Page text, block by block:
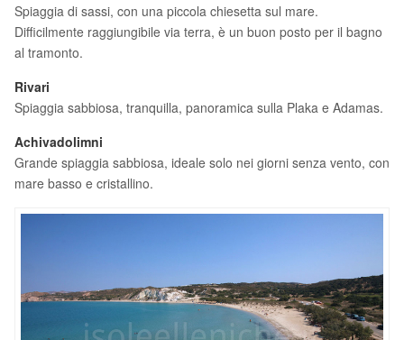
Spiaggia di sassi, con una piccola chiesetta sul mare.
Difficilmente raggiungibile via terra, è un buon posto per il bagno
al tramonto.
Rivari
Spiaggia sabbiosa, tranquilla, panoramica sulla Plaka e Adamas.
Achivadolimni
Grande spiaggia sabbiosa, ideale solo nei giorni senza vento, con
mare basso e cristallino.